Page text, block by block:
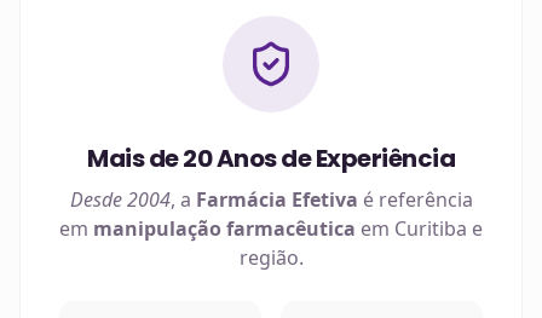
Mais de 20 Anos de Experiência
Desde 2004, a Farmácia Efetiva é referência
em manipulação farmacêutica em Curitiba e
região.